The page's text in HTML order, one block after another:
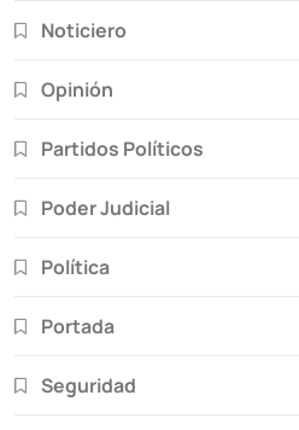
Noticiero
Opinión
Partidos Políticos
Poder Judicial
Política
Portada
Seguridad